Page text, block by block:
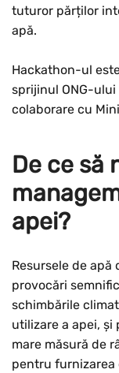
tuturor părților
apă.
Hackathon-ul
sprijinul ONG-ului
colaborare cu
De ce să
apei?
Resursele de
provocări
schimbările
utilizare a apei, și
mare măsură de
pentru furnizarea